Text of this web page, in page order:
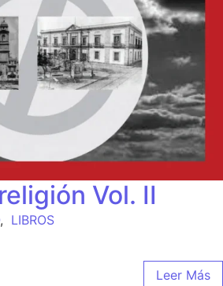
Vol. II
, LIBROS
Leer Más